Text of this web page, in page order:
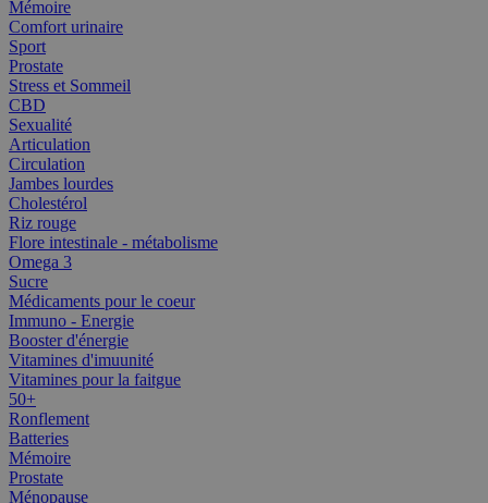
Mémoire
Comfort urinaire
Sport
Prostate
Stress et Sommeil
CBD
Sexualité
Articulation
Circulation
Jambes lourdes
Cholestérol
Riz rouge
Flore intestinale - métabolisme
Omega 3
Sucre
Médicaments pour le coeur
Immuno - Energie
Booster d'énergie
Vitamines d'imuunité
Vitamines pour la faitgue
50+
Ronflement
Batteries
Mémoire
Prostate
Ménopause